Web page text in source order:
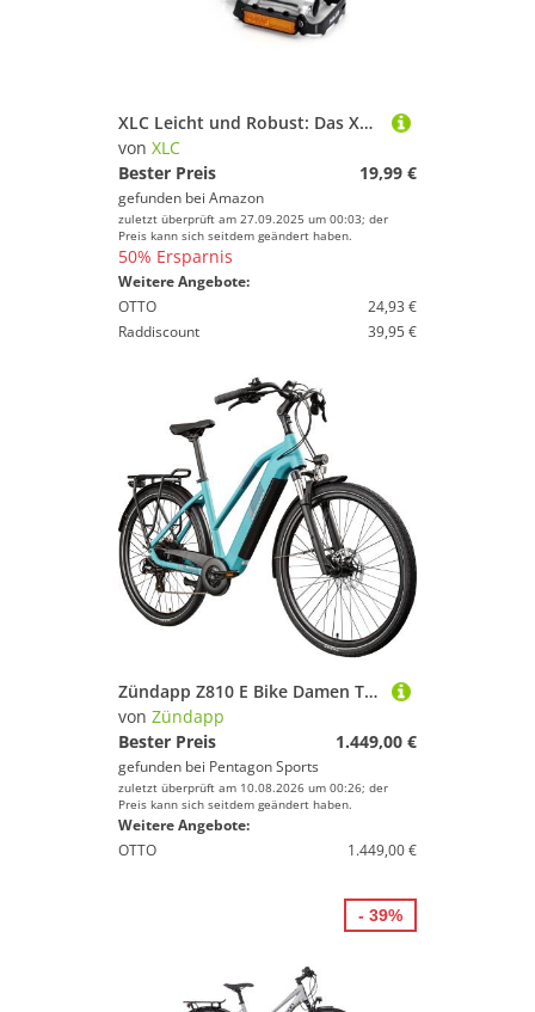
XLC Leicht und Robust: Das XLC MTB-Pedal PD-M04 für Abenteuer auf dem Trail, Schwarz, Silber
von XLC
Bester Preis
19,99 €
gefunden bei Amazon
zuletzt überprüft am 27.09.2025 um 00:03; der
Preis kann sich seitdem geändert haben.
50% Ersparnis
Weitere Angebote:
OTTO
24,93 €
Raddiscount
39,95 €
Zündapp Z810 E Bike Damen Trekkingrad ab 165 cm Elektrofahrrad 550 Wh Pedelec Trekking Rad Fahrrad mit 8 Gang und Beleuchtung StVZO
von Zündapp
Bester Preis
1.449,00 €
gefunden bei Pentagon Sports
zuletzt überprüft am 10.08.2026 um 00:26; der
Preis kann sich seitdem geändert haben.
Weitere Angebote:
OTTO
1.449,00 €
- 39%